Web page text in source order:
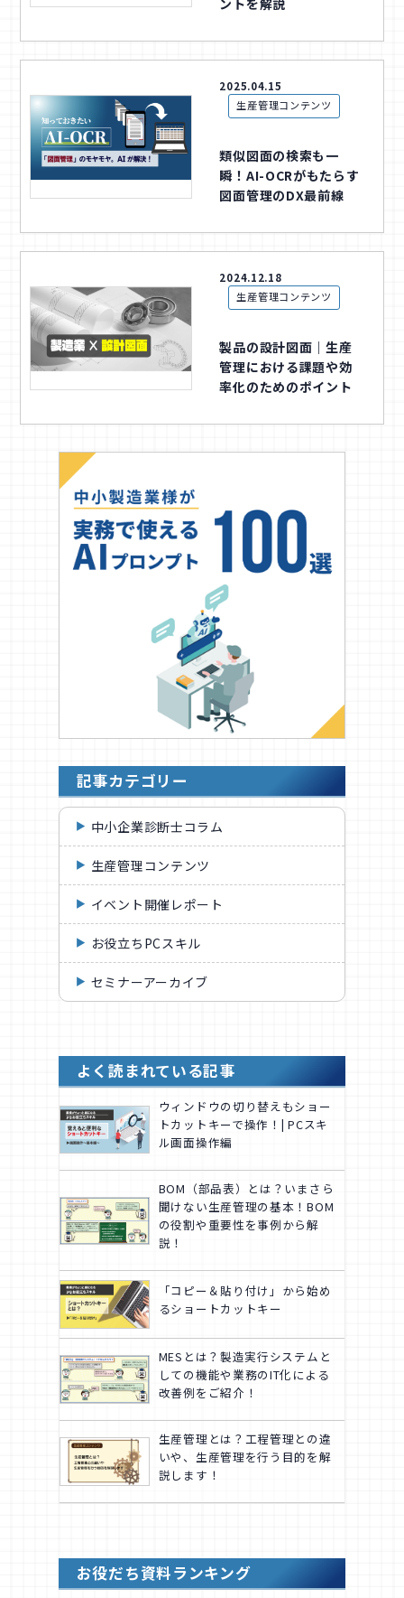
ントを解説
2025.04.15
生産管理コンテンツ
類似図面の検索も一
瞬！AI-OCRがもたらす
図面管理のDX最前線
2024.12.18
生産管理コンテンツ
製品の設計図面｜生産
管理における課題や効
率化のためのポイント
記事カテゴリー
中小企業診断士コラム
生産管理コンテンツ
イベント開催レポート
お役立ちPCスキル
セミナーアーカイブ
よく読まれている記事
ウィンドウの切り替えもショー
トカットキーで操作！| PCスキ
ル画面操作編
BOM（部品表）とは？いまさら
聞けない生産管理の基本！BOM
の役割や重要性を事例から解
説！
「コピー＆貼り付け」から始め
るショートカットキー
MESとは？製造実行システムと
しての機能や業務のIT化による
改善例をご紹介！
生産管理とは？工程管理との違
いや、生産管理を行う目的を解
説します！
お役だち資料ランキング